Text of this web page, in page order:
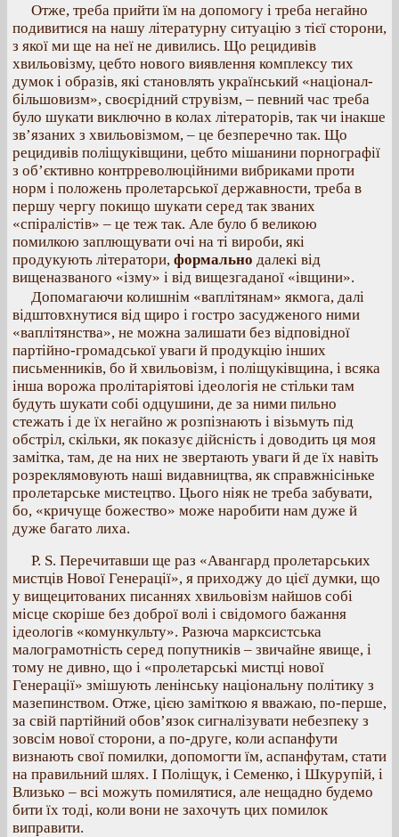
Отже, треба прийти їм на допомогу і треба негайно
подивитися на нашу літературну ситуацію з тієї сторони,
з якої ми ще на неї не дивились. Що рецидивів
хвильовізму, цебто нового виявлення комплексу тих
думок і образів, які становлять український «націонал-
більшовизм», своєрідний струвізм, – певний час треба
було шукати виключно в колах літераторів, так чи інакше
зв’язаних з хвильовізмом, – це безперечно так. Що
рецидивів поліщуківщини, цебто мішанини порнографії
з об’єктивно контрреволюційними вибриками проти
норм і положень пролетарської державности, треба в
першу чергу покищо шукати серед так званих
«спіралістів» – це теж так. Але було б великою
помилкою заплющувати очі на ті вироби, які
продукують літератори, формально далекі від
вищеназваного «ізму» і від вищезгаданої «івщини».
Допомагаючи колишнім «ваплітянам» якмога, далі
відштовхнутися від щиро і гостро засудженого ними
«ваплітянства», не можна залишати без відповідної
партійно-громадської уваги й продукцію інших
письменників, бо й хвильовізм, і поліщуківщина, і всяка
інша ворожа пролітаріятові ідеологія не стільки там
будуть шукати собі одцушини, де за ними пильно
стежать і де їх негайно ж розпізнають і візьмуть під
обстріл, скільки, як показує дійсність і доводить ця моя
замітка, там, де на них не звертають уваги й де їх навіть
розреклямовують наші видавництва, як справжнісіньке
пролетарське мистецтво. Цього ніяк не треба забувати,
бо, «кричуще божество» може наробити нам дуже й
дуже багато лиха.
P. S. Перечитавши ще раз «Авангард пролетарських
мистців Нової Генерації», я приходжу до цієї думки, що
у вищецитованих писаннях хвильовізм найшов собі
місце скоріше без доброї волі і свідомого бажання
ідеологів «комункульту». Разюча марксистська
малограмотність серед попутників – звичайне явище, і
тому не дивно, що і «пролетарські мистці нової
Генерації» змішують ленінську національну політику з
мазепинством. Отже, цією заміткою я вважаю, по-перше,
за свій партійний обов’язок сигналізувати небезпеку з
зовсім нової сторони, а по-друге, коли аспанфути
визнають свої помилки, допомогти їм, аспанфутам, стати
на правильний шлях. І Поліщук, і Семенко, і Шкурупій, і
Влизько – всі можуть помилятися, але нещадно будемо
бити їх тоді, коли вони не захочуть цих помилок
виправити.